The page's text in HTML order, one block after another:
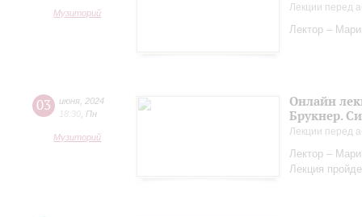
Музиторий Лекции перед
Лектор –
03 июня 2024
18:30 Пн
Музиторий
Онлайн
Брукнер.
Лекции перед
Лектор –
Лекция